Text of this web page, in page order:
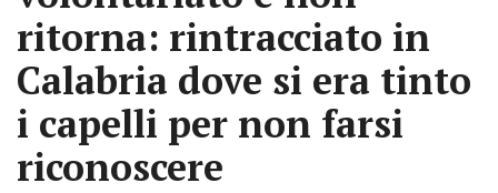
ritorna: rintracciato in
Calabria dove si era tinto
i capelli per non farsi
riconoscere